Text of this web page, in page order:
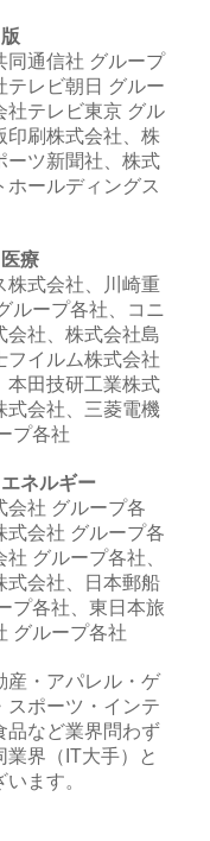
同通信社 グループ
テレビ朝日 グルー
社テレビ東京 グル
印刷株式会社、株
ーツ新聞社、株式
ホールディングス
療
株式会社、川崎重
ループ各社、コニ
会社、株式会社島
フイルム株式会社
本田技研工業株式
式会社、三菱電機
プ各社
ネルギー
会社 グループ各
式会社 グループ各
グループ各社、
式会社、日本郵船
プ各社、東日本旅
グループ各社
産・アパレル・ゲ
スポーツ・インテ
品など業界問わず
業界（IT大手）と
ます。